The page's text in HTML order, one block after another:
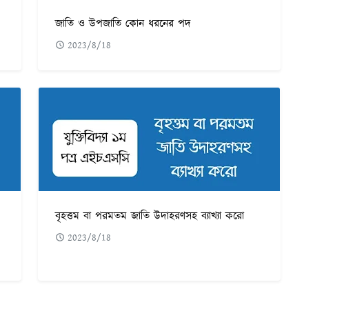
জাতি ও উপজাতি কোন ধরনের পদ
2023/8/18
বৃহত্তম বা পরমতম জাতি উদাহরণসহ ব্যাখ্যা করো
2023/8/18